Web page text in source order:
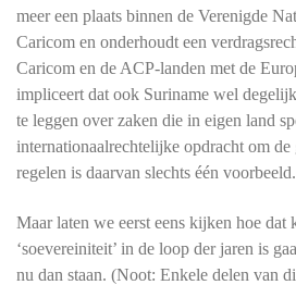
meer een plaats binnen de Verenigde
Caricom en onderhoudt een
Caricom en de ACP-landen met de
impliceert dat ook Suriname wel
te leggen over zaken die in eigen land
internationaalrechtelijke opdracht om de
regelen is daarvan slechts één voorbeeld.
Maar laten we eerst eens kijken hoe dat
‘soevereiniteit’ in de loop der jaren is
nu dan staan. (Noot: Enkele delen van